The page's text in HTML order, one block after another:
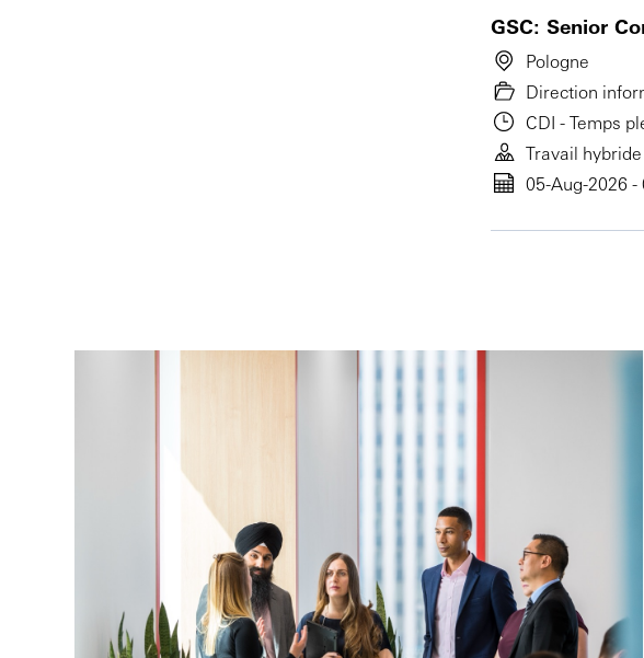
GSC: Senior
Pologne
Direction
CDI - Temps
Travail hybride
05-Aug-2026 -